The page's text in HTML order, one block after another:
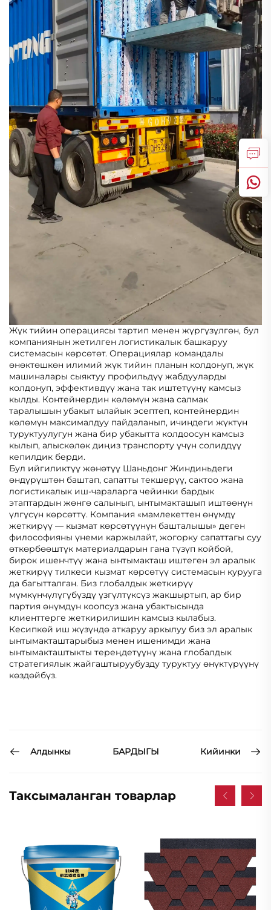
Жүк тийин операциясы тартип менен жүргүзүлгөн, бул
компаниянын жетилген логистикалык башкаруу
системасын көрсөтөт. Операциялар командалы
өнөктөшкөн илимий жүк тийин планын колдонуп, жүк
машиналары сыяктуу профильдүү жабдууларды
колдонуп, эффективдүү жана так иштетүүнү камсыз
кылды. Контейнердин көлөмүн жана салмак
таралышын убакыт ылайык эсептеп, контейнердин
көлөмүн максималдуу пайдаланып, ичиндеги жүктүн
туруктуулугун жана бир убакытта колдоосун камсыз
кылып, алыскөлөк диңиз транспорту үчүн солиддүү
кепилдик берди.
Бул ийгиликтүү жөнөтүү Шаньдонг Жиндиньдеги
өндүрүштөн баштап, сапатты текшерүү, сактоо жана
логистикалык иш-чараларга чейинки бардык
этаптардын жөнгө салынып, ынтымакташып иштөөнүн
үлгүсүн көрсөттү. Компания «мамлекеттен өнүмдү
жеткирүү — кызмат көрсөтүүнүн башталышы» деген
философияны үнеми каржылайт, жогорку сапаттагы суу
өткөрбөөштүк материалдарын гана түзүп койбой,
бирок ишенчтүү жана ынтымакташ иштеген эл аралык
жеткирүү тилкеси кызмат көрсөтүү системасын курууга
да багытталган. Биз глобалдык жеткирүү
мүмкүнчүлүгүбүздү үзгүлтүксүз жакшыртып, ар бир
партия өнүмдүн коопсуз жана убактысында
клиенттерге жеткирилишин камсыз кылабыз.
Кесипкөй иш жүзүндө аткаруу аркылуу биз эл аралык
ынтымакташтарыбыз менен ишенимди жана
ынтымакташтыкты тереңдетүүнү жана глобалдык
стратегиялык жайгаштыруубузду туруктуу өнүктүрүүнү
көздөйбүз.
Алдынкы БАРДЫГЫ Кийинки
Таксымаланган товарлар